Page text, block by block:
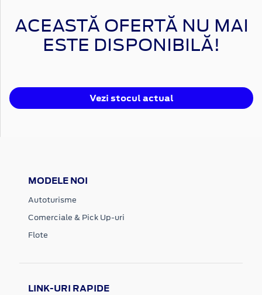
ACEASTĂ OFERTĂ NU MAI
ESTE DISPONIBILĂ!
Vezi stocul actual
MODELE NOI
Autoturisme
Comerciale & Pick Up-uri
Flote
LINK-URI RAPIDE